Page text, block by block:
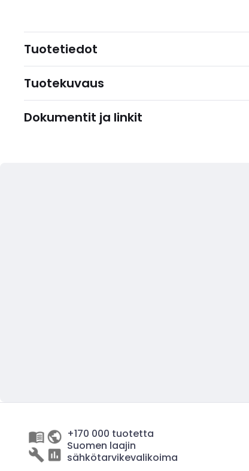
Tuotetiedot
Tuotekuvaus
Dokumentit ja linkit
+170 000 tuotetta
Suomen laajin
sähkötarvikevalikoima